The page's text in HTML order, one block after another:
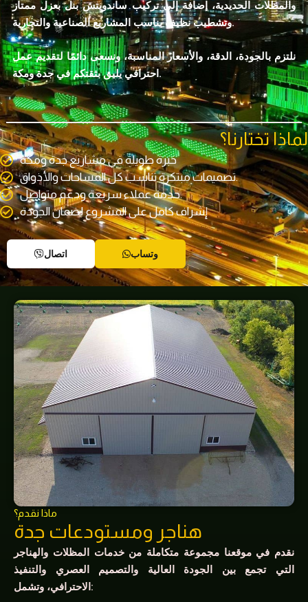
والمظلات الحديدية، إضافة إلى تركيب ساندويتش بنل بعزل ممتاز
وتشطيب نظيف يناسب المشاريع الصناعية والتجارية.
نلتزم بالجودة، الدقة، والأسعار المناسبة، ونسعى دائمًا لتقديم عمل
احترافي يليق بثقتكم في جدة ومكة.
لماذا تختارنا؟
خبرة طويلة في مشاريع جدة ومكة
تصميمات مبتكرة تناسب كل المساحات والأذواق.
خدمة عملاء سريعة ودعم متواصل.
إشراف كامل على المشروع لضمان الجودة
اتصال وتساب
ماذا نقدم؟
هناجر ومستودعات جدة
نقدم في موقعنا مجموعة متكاملة من خدمات المظلات والهناجر
التي تجمع بين الجودة العالية والتصميم العصري والتنفيذ
الاحترافي، وتشمل: